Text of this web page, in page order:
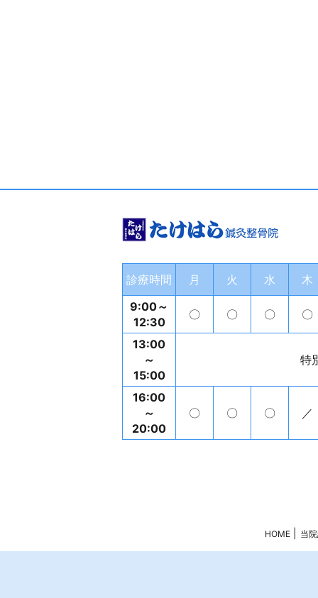
診療時間 月 火 水
木
9:00～
12:30
〇 〇 〇 〇
13:00
～
15:00
特
16:00
～
20:00
〇 〇 〇 ／
HOME 当